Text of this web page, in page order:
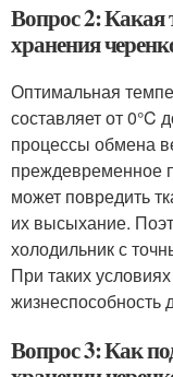
Вопрос 2: Какая
хранения
Оптимальная
составляет от 0°C
процессы обмена
преждевременное
может повредить
их высыхание.
холодильник с
При таких
жизнеспособность
Вопрос 3: Как